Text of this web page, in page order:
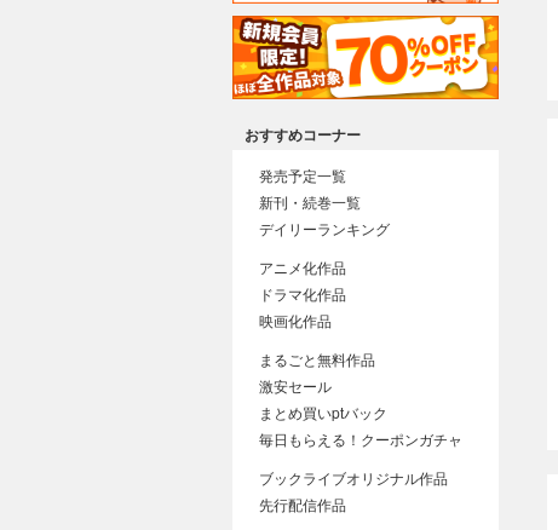
おすすめコーナー
発売予定一覧
新刊・続巻一覧
デイリーランキング
アニメ化作品
ドラマ化作品
映画化作品
まるごと無料作品
激安セール
まとめ買いptバック
毎日もらえる！クーポンガチャ
ブックライブオリジナル作品
先行配信作品